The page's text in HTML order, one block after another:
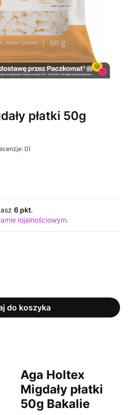
płatki 50g
0)
6 pkt.
lojalnościowym.
do koszyka
Aga Holtex
Migdały płatki
50g Bakalie